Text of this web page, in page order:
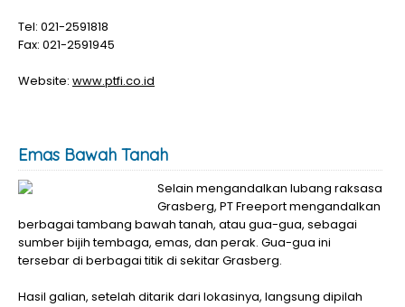
Tel: 021-2591818
Fax: 021-2591945
Website: www.ptfi.co.id
Emas Bawah Tanah
Selain mengandalkan lubang raksasa
Grasberg, PT Freeport mengandalkan
berbagai tambang bawah tanah, atau gua-gua, sebagai
sumber bijih tembaga, emas, dan perak. Gua-gua ini
tersebar di berbagai titik di sekitar Grasberg.
Hasil galian, setelah ditarik dari lokasinya, langsung dipilah